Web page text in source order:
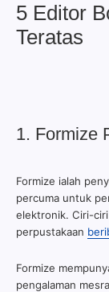
5 Editor
Teratas
1. Formize
Formize ialah
percuma untuk
elektronik. Ciri-
perpustakaan
Formize
pengalaman